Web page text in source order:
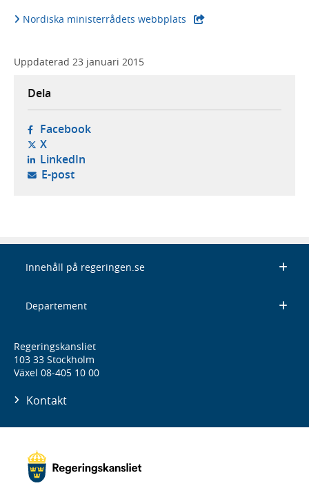
Nordiska ministerrådets webbplats
Uppdaterad 23 januari 2015
Dela
Facebook- öppnas i ny flik, extern webbplats,
X- öppnas i ny flik, extern webbplats,
LinkedIn- öppnas i ny flik, extern webbplats,
E-post- öppnar din e-postklient,
Innehåll på regeringen.se
Departement
Regeringskansliet
103 33 Stockholm
Växel 08-405 10 00
Kontakt